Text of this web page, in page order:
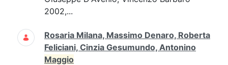
2002,...
Rosaria Milana, Massimo Denaro, Roberta
Feliciani, Cinzia Gesumundo, Antonino
Maggio